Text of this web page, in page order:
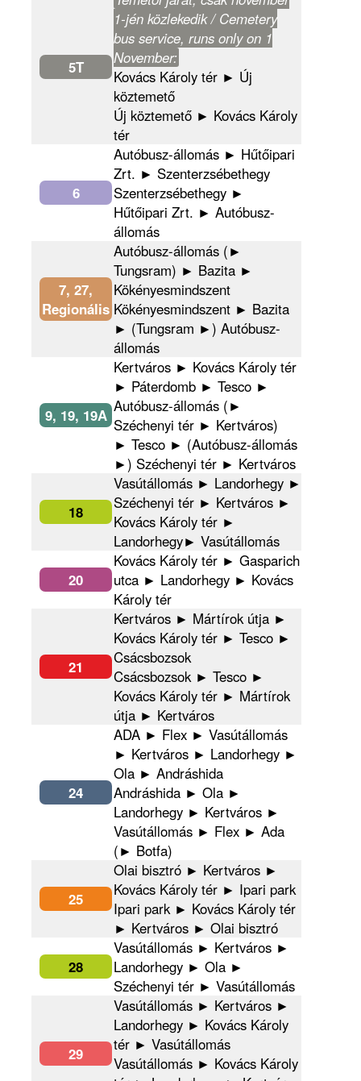
5T
1-jén közlekedik / Cemetery
bus service, runs only on 1
November:
Kovács Károly tér ► Új
köztemető
Új köztemető ► Kovács Károly
tér
6
Autóbusz-állomás ► Hűtőipari
Zrt. ► Szenterzsébethegy
Szenterzsébethegy ►
Hűtőipari Zrt. ► Autóbusz-
állomás
7, 27,
Regionális
Autóbusz-állomás (►
Tungsram) ► Bazita ►
Kökényesmindszent
Kökényesmindszent ► Bazita
► (Tungsram ►) Autóbusz-
állomás
9, 19, 19A
Kertváros ► Kovács Károly tér
► Páterdomb ► Tesco ►
Autóbusz-állomás (►
Széchenyi tér ► Kertváros)
► Tesco ► (Autóbusz-állomás
►) Széchenyi tér ► Kertváros
18
Vasútállomás ► Landorhegy ►
Széchenyi tér ► Kertváros ►
Kovács Károly tér ►
Landorhegy► Vasútállomás
20
Kovács Károly tér ► Gasparich
utca ► Landorhegy ► Kovács
Károly tér
21
Kertváros ► Mártírok útja ►
Kovács Károly tér ► Tesco ►
Csácsbozsok
Csácsbozsok ► Tesco ►
Kovács Károly tér ► Mártírok
útja ► Kertváros
24
ADA ► Flex ► Vasútállomás
► Kertváros ► Landorhegy ►
Ola ► Andráshida
Andráshida ► Ola ►
Landorhegy ► Kertváros ►
Vasútállomás ► Flex ► Ada
(► Botfa)
25
Olai bisztró ► Kertváros ►
Kovács Károly tér ► Ipari park
Ipari park ► Kovács Károly tér
► Kertváros ► Olai bisztró
28
Vasútállomás ► Kertváros ►
Landorhegy ► Ola ►
Széchenyi tér ► Vasútállomás
29
Vasútállomás ► Kertváros ►
Landorhegy ► Kovács Károly
tér ► Vasútállomás
Vasútállomás ► Kovács Károly